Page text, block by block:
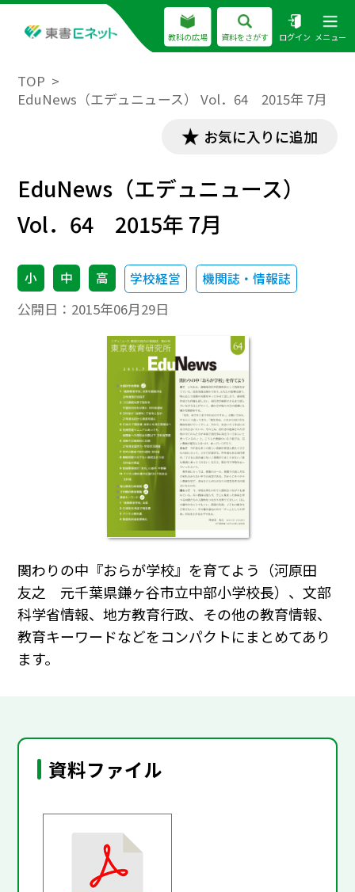
教科の広場 資料をさがす ログイン メニュー
TOP
EduNews（エデュニュース） Vol．64 2015年 7月
お気に入りに追加
EduNews（エデュニュース）
Vol．64 2015年 7月
小 中 高 学校経営 機関誌・情報誌
公開日： 2015年06月29日
関わりの中『おらが学校』を育てよう（河原田
友之 元千葉県鎌ヶ谷市立中部小学校長）、文部
科学省情報、地方教育行政、その他の教育情報、
教育キーワードなどをコンパクトにまとめてあり
ます。
資料ファイル